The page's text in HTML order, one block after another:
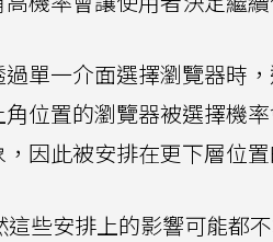
單一介面選擇瀏覽器時
位置的瀏覽器被選擇機
因此被安排在更下層位
這些安排上的影響可能都